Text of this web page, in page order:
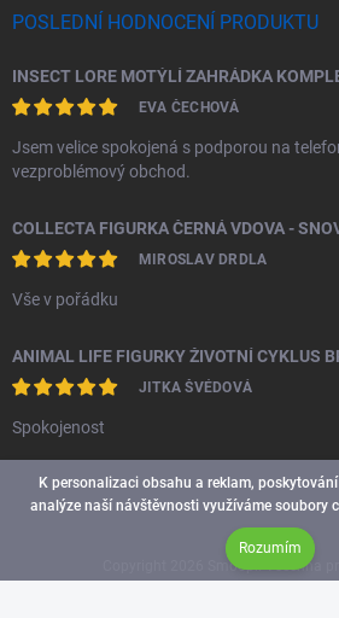
K personalizaci obsahu a reklam,
analýze naší návštěvnosti využíváme soubory
Rozumím
POSLEDNÍ HODNOCENÍ PRODUKTU
EVA ČECHOVÁ
Jsem velice spokojená s podporou na
vezproblémový obchod.
COLLECTA FIGURKA ČERNÁ VDOVA -
MIROSLAV DRDLA
Vše v pořádku
ANIMAL LIFE FIGURKY ŽIVOTNÍ CYKLUS
JITKA ŠVÉDOVÁ
Spokojenost
Smoopi. Všechna